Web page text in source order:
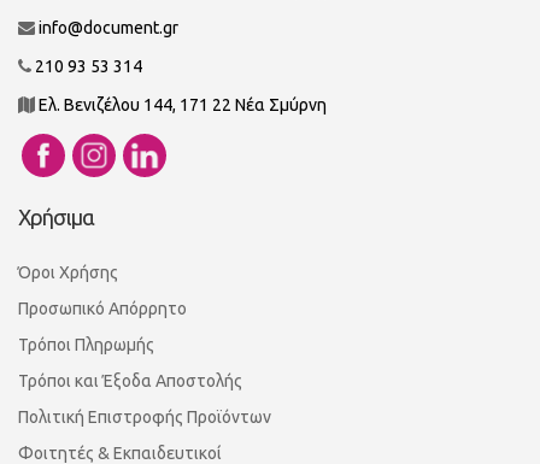
info@document.gr
210 93 53 314
Ελ. Βενιζέλου 144, 171 22 Νέα Σμύρνη
Χρήσιμα
Όροι Χρήσης
Προσωπικό Απόρρητο
Τρόποι Πληρωμής
Τρόποι και Έξοδα Αποστολής
Πολιτική Επιστροφής Προϊόντων
Φοιτητές & Εκπαιδευτικοί